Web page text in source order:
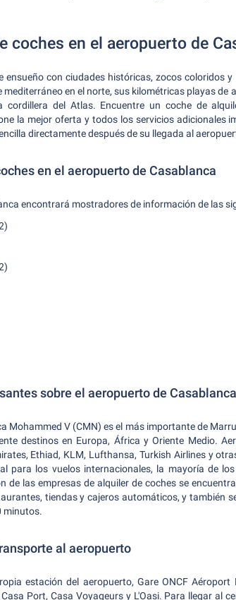
coches en el aeropuerto de
ensueño con ciudades históricas, zocos coloridos
en el norte, sus kilométricas playas
cordillera del Atlas. Encuentre un coche de
la mejor oferta y todos los servicios adicionales
directamente después de su llegada al
en el aeropuerto de Casablanca
encontrará mostradores de información de las
sobre el aeropuerto de
Mohammed V (CMN) es el más importante de
destinos en Europa, África y Oriente Medio.
Ethiad, KLM, Lufthansa, Turkish Airlines y
para los vuelos internacionales, la mayoría de
de las empresas de alquiler de coches se
tiendas y cajeros automáticos, y también
minutos.
al aeropuerto
estación del aeropuerto, Gare ONCF
Port, Casa Voyageurs y L'Oasi. Para llegar al